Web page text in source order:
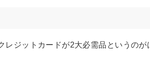
レジットカードが2大必需品というのが